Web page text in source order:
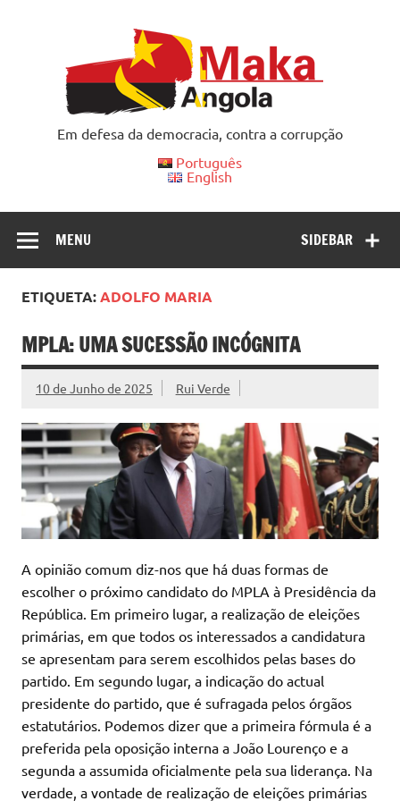
Em defesa da democracia, contra a corrupção
Português
English
SIDEBAR
MENU
ETIQUETA:ADOLFO MARIA
MPLA: UMA SUCESSÃO INCÓGNITA
10 de Junho de 2025 Rui Verde
A opinião comum diz-nos que há duas formas de
escolher o próximo candidato do MPLA à Presidência da
República. Em primeiro lugar, a realização de eleições
primárias, em que todos os interessados a candidatura
se apresentam para serem escolhidos pelas bases do
partido. Em segundo lugar, a indicação do actual
presidente do partido, que é sufragada pelos órgãos
estatutários. Podemos dizer que a primeira fórmula é a
preferida pela oposição interna a João Lourenço e a
segunda a assumida oficialmente pela sua liderança. Na
verdade, a vontade de realização de eleições primárias